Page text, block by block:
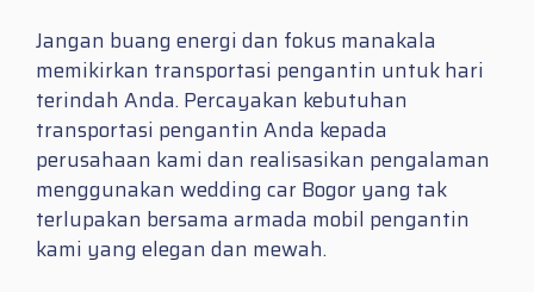
Jangan buang energi dan fokus manakala
memikirkan transportasi pengantin untuk hari
terindah Anda. Percayakan kebutuhan
transportasi pengantin Anda kepada
perusahaan kami dan realisasikan pengalaman
menggunakan wedding car Bogor yang tak
terlupakan bersama armada mobil pengantin
kami yang elegan dan mewah.